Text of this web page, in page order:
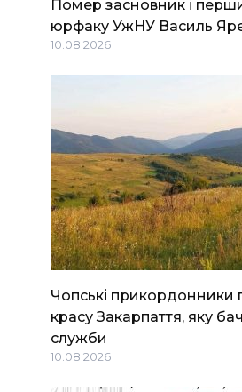
Помер засновник і
юрфаку УжНУ Василь
10.08.2026
Чопські прикордонники
красу Закарпаття, яку
служби
10.08.2026